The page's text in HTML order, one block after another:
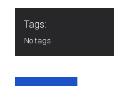
Tags:
No tags